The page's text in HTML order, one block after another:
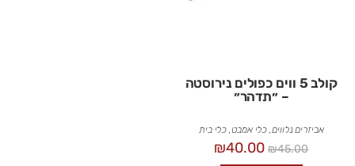
קולב 5 ווים כפולים נירוסטה
– ״תדהר״
אביזרים נלווים, כלי אמבט, כלי בית
₪45.00
₪40.00